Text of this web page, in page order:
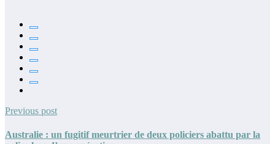
Previous post
Australie : un fugitif meurtrier de deux policiers abattu par la